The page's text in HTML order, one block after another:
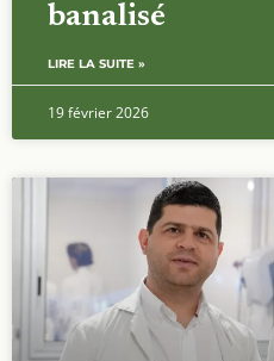
banalisé
LIRE LA SUITE »
19 février 2026